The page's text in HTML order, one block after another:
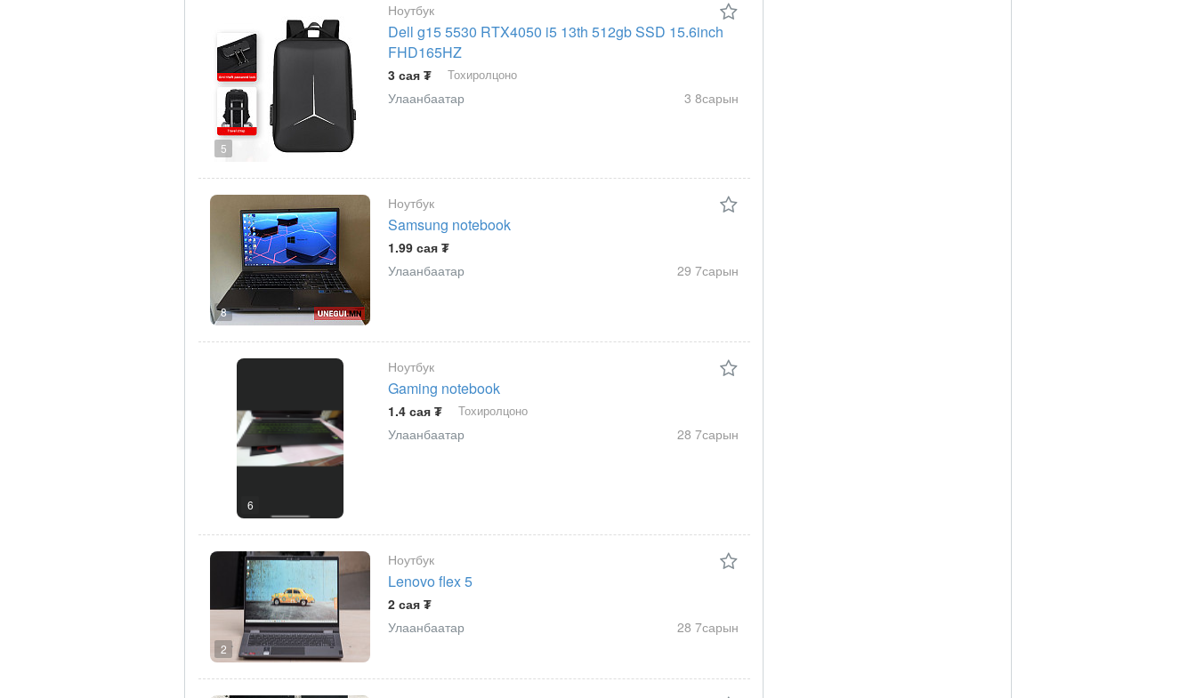
5
Ноутбук
Dell g15 5530 RTX4050 i5 13th 512gb SSD 15.6inch
FHD165HZ
3 сая ₮ Тохиролцоно
Улаанбаатар 3 8сарын
8
Ноутбук
Samsung notebook
1.99 сая ₮
Улаанбаатар
29 7сарын
6
Ноутбук
Gaming notebook
1.4 сая ₮ Тохиролцоно
Улаанбаатар 28 7сарын
2
Ноутбук
Lenovo flex 5
2 сая ₮
Улаанбаатар
28 7сарын